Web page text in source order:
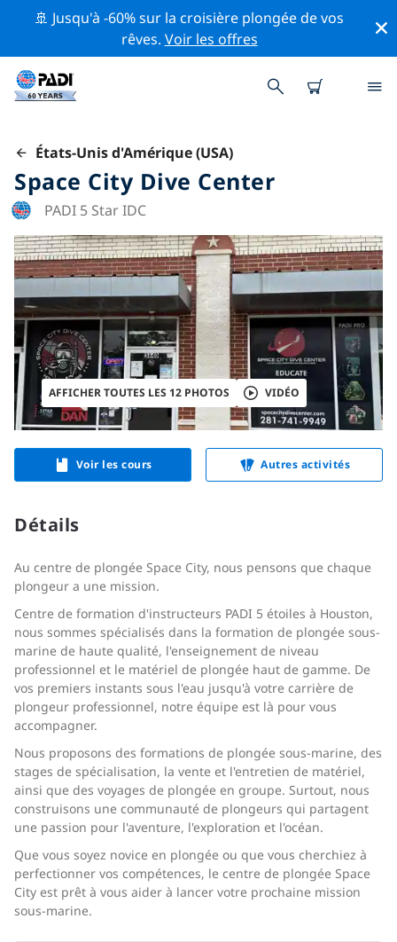
🚢 Jusqu'à -60% sur la croisière plongée de vos
rêves. Voir les offres
États-Unis d'Amérique (USA)
Space City Dive Center
PADI 5 Star IDC
AFFICHER TOUTES LES 12 PHOTOS VIDÉO
Voir les cours Autres activités
Détails
Au centre de plongée Space City, nous pensons que chaque
plongeur a une mission.
Centre de formation d'instructeurs PADI 5 étoiles à Houston,
nous sommes spécialisés dans la formation de plongée sous-
marine de haute qualité, l'enseignement de niveau
professionnel et le matériel de plongée haut de gamme. De
vos premiers instants sous l'eau jusqu'à votre carrière de
plongeur professionnel, notre équipe est là pour vous
accompagner.
Nous proposons des formations de plongée sous-marine, des
stages de spécialisation, la vente et l'entretien de matériel,
ainsi que des voyages de plongée en groupe. Surtout, nous
construisons une communauté de plongeurs qui partagent
une passion pour l'aventure, l'exploration et l'océan.
Que vous soyez novice en plongée ou que vous cherchiez à
perfectionner vos compétences, le centre de plongée Space
City est prêt à vous aider à lancer votre prochaine mission
sous-marine.